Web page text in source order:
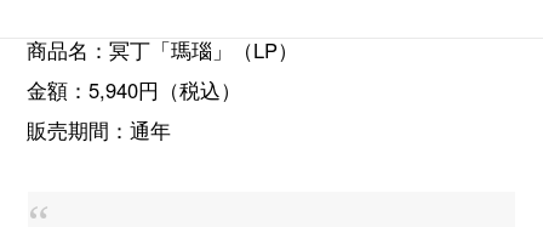
商品名：冥丁「瑪瑙」（LP）
金額：5,940円（税込）
販売期間：通年